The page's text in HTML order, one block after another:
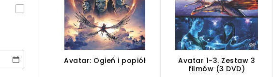
Avatar: Ogień i popiół
Avatar 1-3. Zestaw 3
filmów (3 DVD)